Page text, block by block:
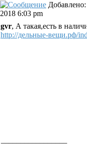
2018 6:03 pm
gvr, А такая,есть в
http://дельные-вещи.рф/